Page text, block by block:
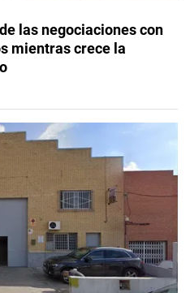
las negociaciones con
mientras crece la